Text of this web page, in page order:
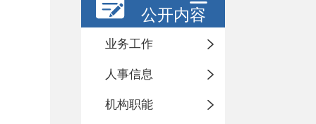
公开内容
业务工作
人事信息
机构职能